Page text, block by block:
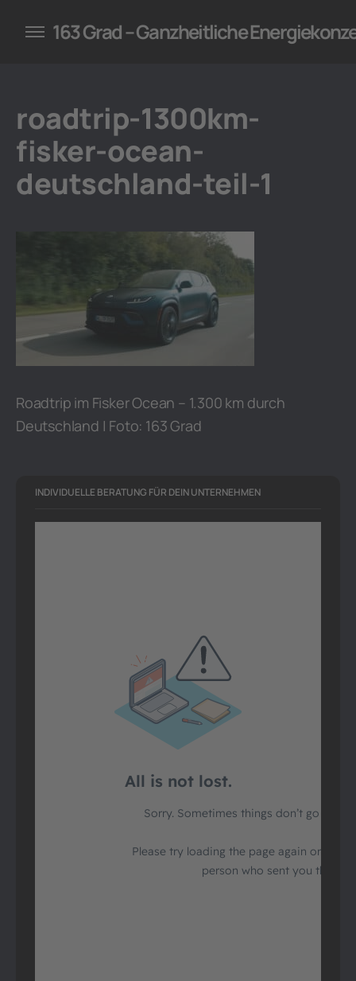
für Unternehmen
163 Grad – Ganzheitliche
roadtrip-1300km-
fisker-ocean-
deutschland-teil-1
Roadtrip im Fisker Ocean – 1.300 km durch
Deutschland | Foto: 163 Grad
INDIVIDUELLE BERATUNG FÜR DEIN UNTERNEHMEN